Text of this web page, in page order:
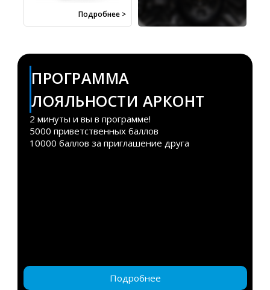
Подробнее >
ПРОГРАММА
ЛОЯЛЬНОСТИ АРКОНТ
2 минуты и вы в программе!
5000 приветственных баллов
10000 баллов за приглашение друга
Подробнее